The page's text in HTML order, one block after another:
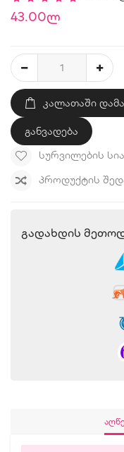
43.00ლ
ᲙᲐᲚᲐᲗᲐᲨᲘ
განვადება
ᲡᲣᲠᲕᲘᲚᲔᲑᲘᲡ
ᲞᲠᲝᲓᲣᲥᲢᲘᲡ
Გადახდის